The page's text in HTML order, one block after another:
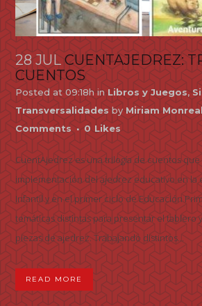
28 JUL CUENTAJEDREZ:
CUENTOS
Posted at 09:18hinLibros y Juegos,
Transversalidades byMiriam
Comments
0 Likes
CuentAjedrez es una trilogía de cuentos
implementación del ajedrez educativo en la
Infantil y en el primer ciclo de Educación
temáticas distintas para presentar el tablero
piezas de ajedrez. Trabajando distintos...
READ MORE